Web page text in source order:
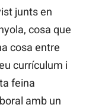
junts en
cosa que
cosa entre
currículum i
feina
amb un